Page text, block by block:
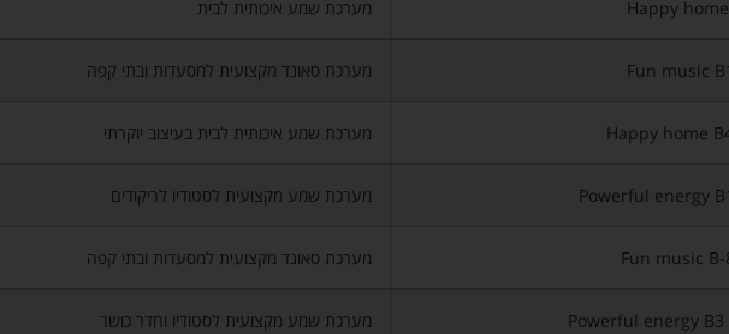
מערכת שמע איכותית לבית
מערכת סאונד מקצועית למסעדות ובתי קפה
מערכת שמע איכותית לבית בעיצוב יוקרתי
מערכת שמע מקצועית לסטודיו לריקודים
מערכת סאונד מקצועית למסעדות ובתי קפה
מערכת שמע מקצועית לסטודיו וחדר כושר